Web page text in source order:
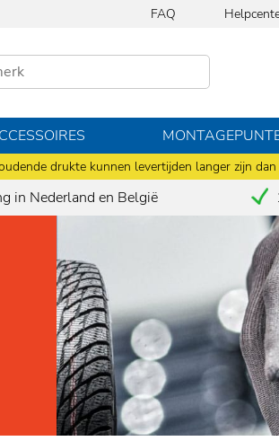
drukte kunnen levertijden langer zijn
FAQ
in Nederland en België